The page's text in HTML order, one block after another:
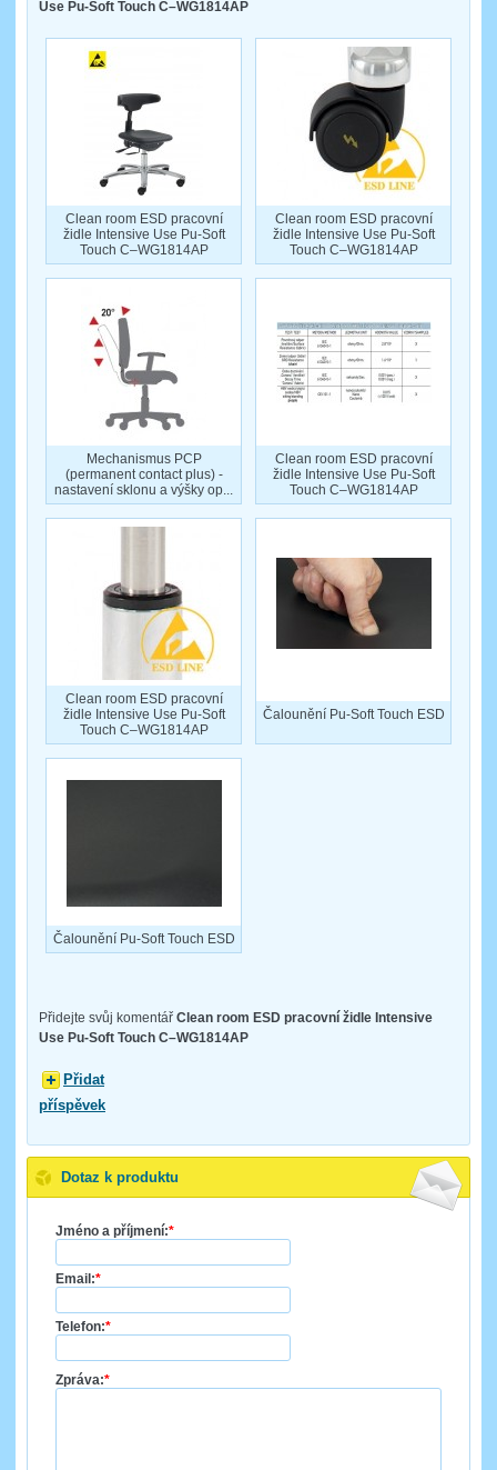
Use Pu-Soft Touch C–WG1814AP
Clean room ESD pracovní
židle Intensive Use Pu-Soft
Touch C–WG1814AP
Clean room ESD pracovní
židle Intensive Use Pu-Soft
Touch C–WG1814AP
Mechanismus PCP
(permanent contact plus) -
nastavení sklonu a výšky op...
Clean room ESD pracovní
židle Intensive Use Pu-Soft
Touch C–WG1814AP
Clean room ESD pracovní
židle Intensive Use Pu-Soft
Touch C–WG1814AP
Čalounění Pu-Soft Touch ESD
Čalounění Pu-Soft Touch ESD
Přidejte svůj komentář Clean room ESD pracovní židle Intensive
Use Pu-Soft Touch C–WG1814AP
Přidat
příspěvek
Dotaz k produktu
Jméno a příjmení:*
Email:*
Telefon:*
Zpráva:*